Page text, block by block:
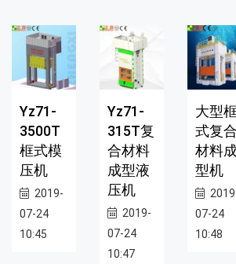
Yz71-
3500T
框式模
压机
2019-
07-24
10:45
Yz71-
315T复
合材料
成型液
压机
2019-
07-24
10:47
大型
式复合
材料
型机
07-24
10:48